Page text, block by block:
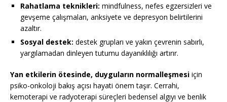
Rahatlama teknikleri: mindfulness, nefes egzersizleri ve
gevşeme çalışmaları, anksiyete ve depresyon belirtilerini
azaltır.
Sosyal destek: destek grupları ve yakın çevrenin sabırlı,
yargılamadan dinleyen tutumu dayanıklılığı artırır.
Yan etkilerin ötesinde, duyguların normalleşmesi için
psiko-onkoloji bakış açısı hayati önem taşır. Cerrahi,
kemoterapi ve radyoterapi süreçleri bedensel algıyı ve benlik